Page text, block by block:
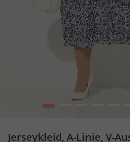
1
Jerseykleid, A-Linie, V-